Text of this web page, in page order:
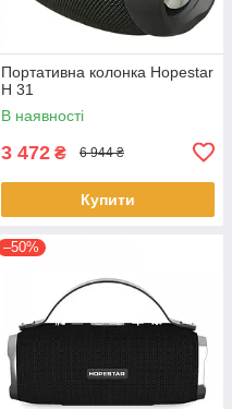
Портативна колонка Hopestar
H 31
В наявності
3 472 ₴ 6 944 ₴
Купити
–50%